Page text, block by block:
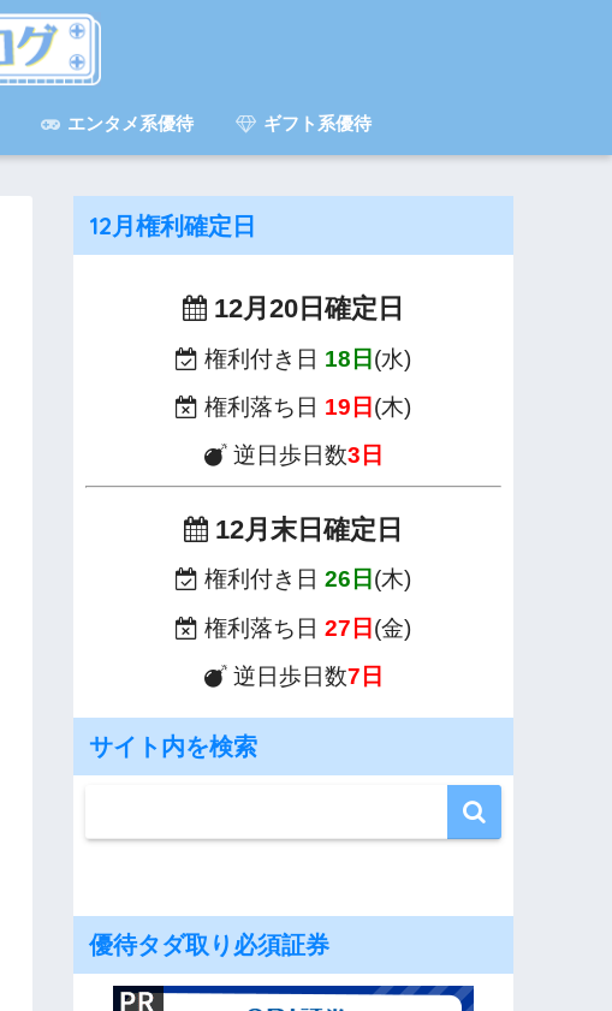
エンタメ系優待 ギフト系優待
12月権利確定日
12月20日確定日
権利付き日 18日 (水)
権利落ち日 19日 (木)
逆日歩日数3日
12月末日確定日
権利付き日26日 (木)
権利落ち日27日 (金)
逆日歩日数7日
サイト内を検索
優待タダ取り必須証券